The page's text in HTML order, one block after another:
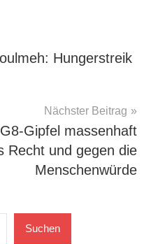
Hungerstreik
Nächster Beitrag
Gipfel massenhaft
Recht und gegen die
Menschenwürde
Suchen